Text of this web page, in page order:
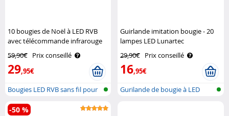
10 bougies de Noël à LED RVB
avec télécommande infrarouge
59,90€ Prix conseillé
29,95€
Bougies LED RVB sans fil pour
arbre..
Guirlande imitation bougie - 20
lampes LED Lunartec
29,90€ Prix conseillé
16,95€
Gurilande de bougie à LED
-50 %